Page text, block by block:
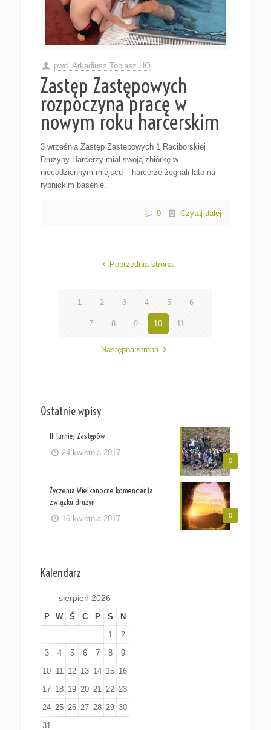
pwd. Arkadiusz Tobiasz HO
Zastęp Zastępowych
rozpoczyna pracę w
nowym roku harcerskim
3 września Zastęp Zastępowych 1 Raciborskiej
Drużyny Harcerzy miał swoją zbiórkę w
niecodziennym miejscu – harcerze żegnali lato na
rybnickim basenie.
0 Czytaj dalej
Poprzednia strona
1 2 3 4 5 6
7 8 9 10 11
Następna strona
Ostatnie wpisy
0
II Turniej Zastępów
24 kwietnia 2017
0
Życzenia Wielkanocne komendanta
związku drużyn
16 kwietnia 2017
Kalendarz
sierpień 2026
P W Ś C P S
N
1
2
3
4 5 6 7 8
9
10 11 12 13 14 15 16
17 18 19 20 21 22 23
24 25 26 27 28 29 30
31